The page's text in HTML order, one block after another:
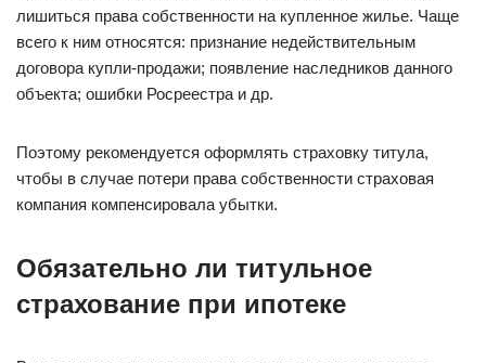
лишиться права собственности на купленное жилье. Чаще
всего к ним относятся: признание недействительным
договора купли-продажи; появление наследников данного
объекта; ошибки Росреестра и др.
Поэтому рекомендуется оформлять страховку титула,
чтобы в случае потери права собственности страховая
компания компенсировала убытки.
Обязательно ли титульное
страхование при ипотеке